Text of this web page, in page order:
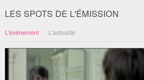
LES SPOTS DE L'ÉMISSION
L'événement L'actualité